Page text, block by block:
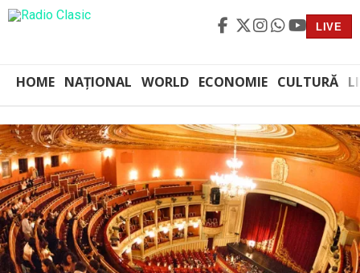
LIVE
HOME NAȚIONAL WORLD ECONOMIE CULTURĂ